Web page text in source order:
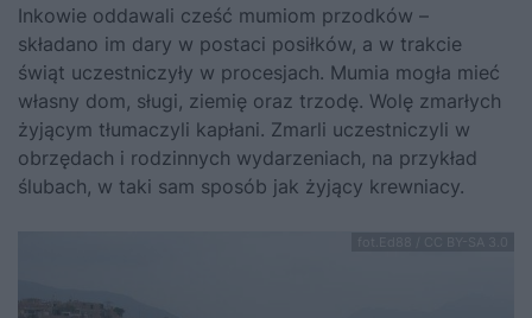
Inkowie oddawali cześć mumiom przodków –
składano im dary w postaci posiłków, a w trakcie
świąt uczestniczyły w procesjach. Mumia mogła mieć
własny dom, sługi, ziemię oraz trzodę. Wolę zmarłych
żyjącym tłumaczyli kapłani. Zmarli uczestniczyli w
obrzędach i rodzinnych wydarzeniach, na przykład
ślubach, w taki sam sposób jak żyjący krewniacy.